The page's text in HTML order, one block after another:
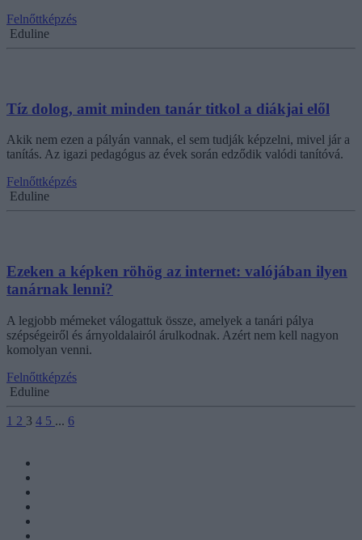
Felnőttképzés
Eduline
Tíz dolog, amit minden tanár titkol a diákjai elől
Akik nem ezen a pályán vannak, el sem tudják képzelni, mivel jár a
tanítás. Az igazi pedagógus az évek során edződik valódi tanítóvá.
Felnőttképzés
Eduline
Ezeken a képken röhög az internet: valójában ilyen
tanárnak lenni?
A legjobb mémeket válogattuk össze, amelyek a tanári pálya
szépségeiről és árnyoldalairól árulkodnak. Azért nem kell nagyon
komolyan venni.
Felnőttképzés
Eduline
1 2 3 4 5 ... 6